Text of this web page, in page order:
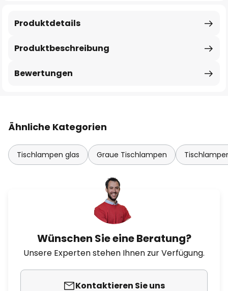
Produktbeschreibung
Produktdetails
Bewertungen
Ähnliche Kategorien
Tischlampen glas Graue Tischlampen
Wünschen Sie eine Beratung?
Unsere Experten stehen Ihnen zur Verfügung.
Kontaktieren Sie uns